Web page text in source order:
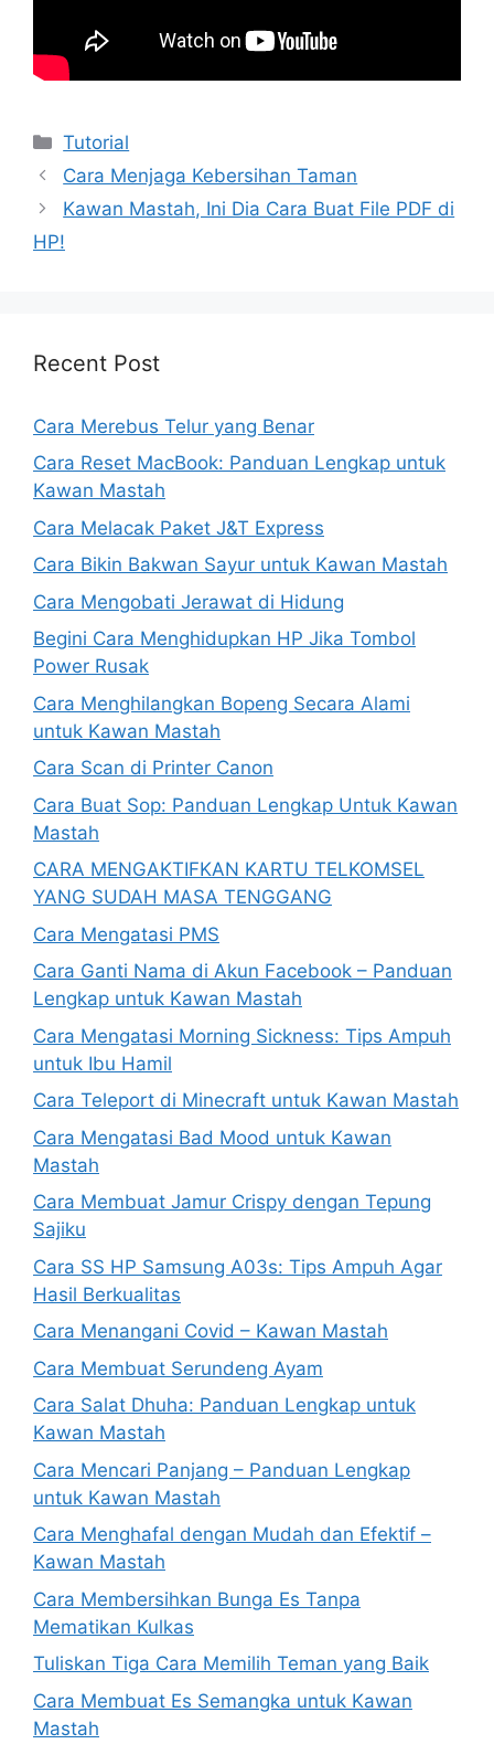
Kategori
Tutorial
Cara Menjaga Kebersihan Taman
Kawan Mastah, Ini Dia Cara Buat File PDF di
HP!
Recent Post
Cara Merebus Telur yang Benar
Cara Reset MacBook: Panduan Lengkap untuk
Kawan Mastah
Cara Melacak Paket J&T Express
Cara Bikin Bakwan Sayur untuk Kawan Mastah
Cara Mengobati Jerawat di Hidung
Begini Cara Menghidupkan HP Jika Tombol
Power Rusak
Cara Menghilangkan Bopeng Secara Alami
untuk Kawan Mastah
Cara Scan di Printer Canon
Cara Buat Sop: Panduan Lengkap Untuk Kawan
Mastah
CARA MENGAKTIFKAN KARTU TELKOMSEL
YANG SUDAH MASA TENGGANG
Cara Mengatasi PMS
Cara Ganti Nama di Akun Facebook – Panduan
Lengkap untuk Kawan Mastah
Cara Mengatasi Morning Sickness: Tips Ampuh
untuk Ibu Hamil
Cara Teleport di Minecraft untuk Kawan Mastah
Cara Mengatasi Bad Mood untuk Kawan
Mastah
Cara Membuat Jamur Crispy dengan Tepung
Sajiku
Cara SS HP Samsung A03s: Tips Ampuh Agar
Hasil Berkualitas
Cara Menangani Covid – Kawan Mastah
Cara Membuat Serundeng Ayam
Cara Salat Dhuha: Panduan Lengkap untuk
Kawan Mastah
Cara Mencari Panjang – Panduan Lengkap
untuk Kawan Mastah
Cara Menghafal dengan Mudah dan Efektif –
Kawan Mastah
Cara Membersihkan Bunga Es Tanpa
Mematikan Kulkas
Tuliskan Tiga Cara Memilih Teman yang Baik
Cara Membuat Es Semangka untuk Kawan
Mastah